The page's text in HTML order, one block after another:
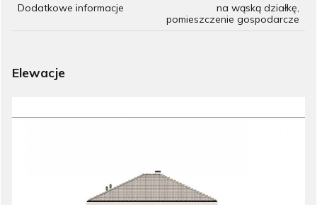
Dodatkowe informacje
na wąską działkę,
pomieszczenie gospodarcze
Elewacje